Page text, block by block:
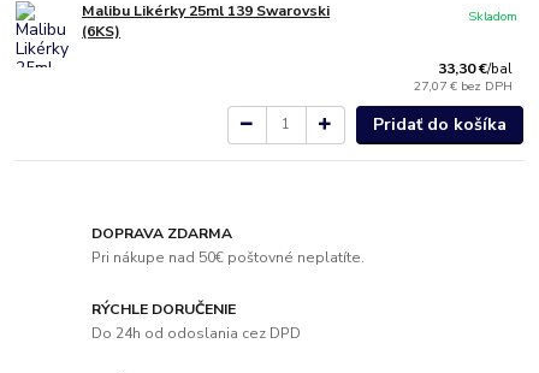
Malibu Likérky 25ml 139 Swarovski
(6KS)
33,30 €/bal
27,07 € bez DPH
Skladom
Pridať do košíka
DOPRAVA ZDARMA
Pri nákupe nad 50€ poštovné neplatíte.
RÝCHLE DORUČENIE
Do 24h od odoslania cez DPD